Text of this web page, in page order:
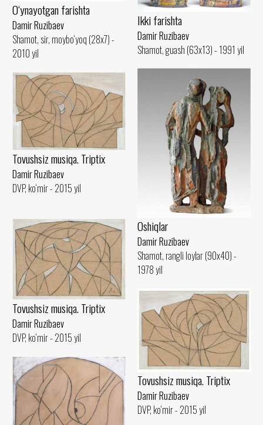
O‘ynayotgan farishta
Damir Ruzibaev
Shamot, sir, moybo‘yoq (28x7) -
2010 yil
Ikki farishta
Damir Ruzibaev
Shamot, guash (63x13) - 1991 yil
Oshiqlar
Damir Ruzibaev
Shamot, rangli loylar (90x40) -
1978 yil
Tovushsiz musiqa. Triptix
Damir Ruzibaev
DVP, ko‘mir - 2015 yil
Tovushsiz musiqa. Triptix
Damir Ruzibaev
DVP, ko‘mir - 2015 yil
Tovushsiz musiqa. Triptix
Damir Ruzibaev
DVP, ko‘mir - 2015 yil